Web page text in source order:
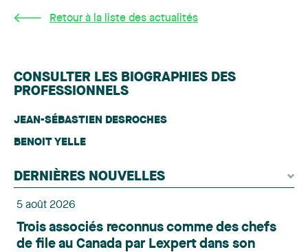
Retour à la liste des actualités
CONSULTER LES BIOGRAPHIES DES
PROFESSIONNELS
JEAN-SÉBASTIEN DESROCHES
BENOIT YELLE
DERNIÈRES NOUVELLES
5 août 2026
Trois associés reconnus comme des chefs
de file au Canada par Lexpert dans son